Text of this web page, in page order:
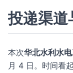
投递渠道
本次华北水利水
月 4 日。时间看